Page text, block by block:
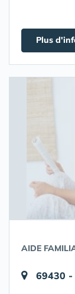
Plus
AIDE
69430 -